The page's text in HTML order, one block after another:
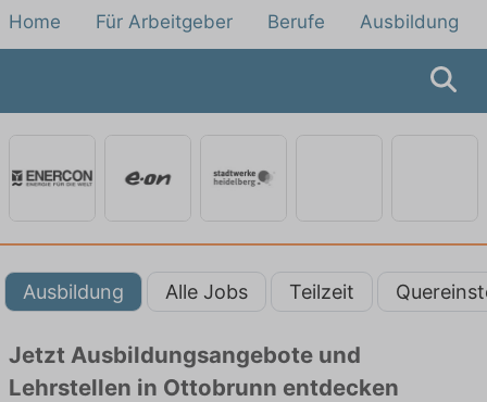
Home Für Arbeitgeber Berufe Ausbildung
Ausbildung Alle Jobs Teilzeit
Jetzt Ausbildungsangebote und
Lehrstellen in Ottobrunn entdecken